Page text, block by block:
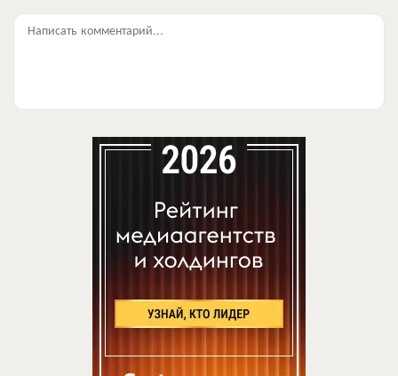
Написать комментарий...